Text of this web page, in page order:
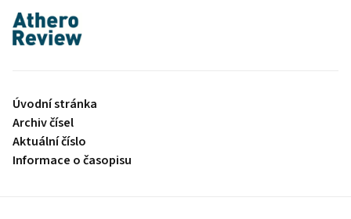
proLékaře.cz
Úvodní stránka
Archiv čísel
Aktuální číslo
Informace o časopisu